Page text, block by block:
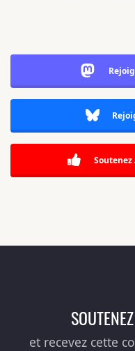
et recevez cette